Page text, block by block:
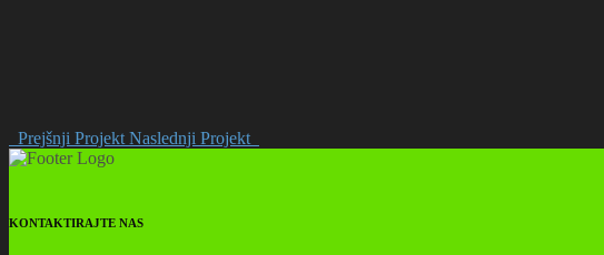
Prejšnji Projekt Naslednji Projekt
KONTAKTIRAJTE NAS